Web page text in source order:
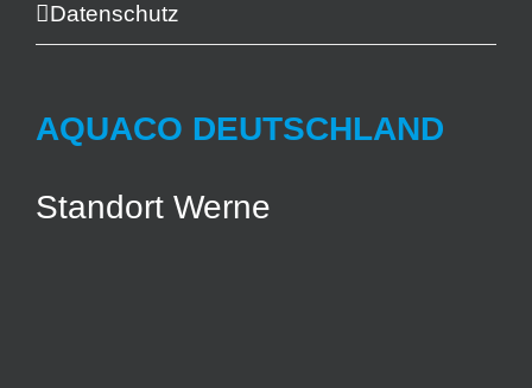
Datenschutz
AQUACO DEUTSCHLAND
Standort Werne